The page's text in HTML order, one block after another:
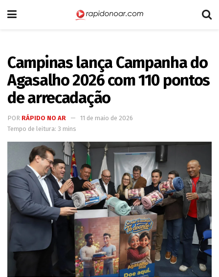
Campinas lança Campanha do
Agasalho 2026 com 110 pontos
de arrecadação
POR RÁPIDO NO AR
11 de maio de 2026
Tempo de leitura: 3 mins